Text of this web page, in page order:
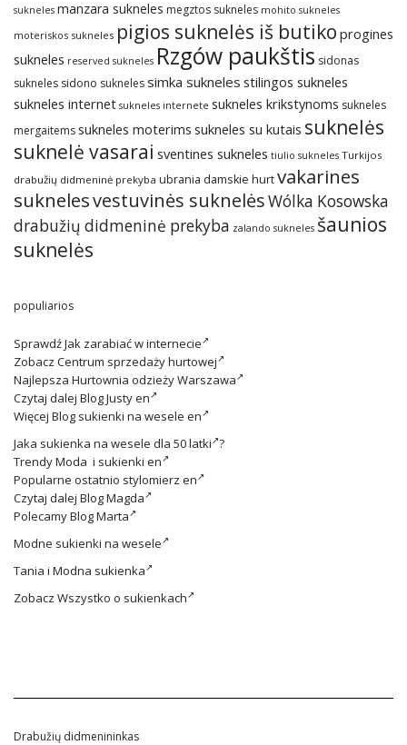
sukneles manzara sukneles megztos sukneles mohito sukneles
moteriskos sukneles pigios suknelės iš butiko progines
sukneles reserved sukneles Rzgów paukštis sidonas
sukneles sidono suknelessimka sukneles stilingos sukneles
sukneles internet sukneles internete sukneles krikstynoms sukneles
mergaitemssukneles moterims sukneles su kutais suknelės
suknelė vasarai sventines sukneles tiulio sukneles Turkijos
drabužių didmeninė prekyba ubrania damskie hurtvakarines
suknelesvestuvinės suknelėsWólka Kosowska
drabužių didmeninė prekyba zalando sukneles šaunios
suknelės
populiarios
SprawdźJak zarabiać w internecie
Zobacz Centrum sprzedaży hurtowej
Najlepsza Hurtownia odzieży Warszawa
Czytaj dalej Blog Justy en
Więcej Blog sukienki na wesele en
Jaka sukienka na wesele dla 50 latki ?
TrendyModa i sukienki en
Popularne ostatnio stylomierz en
Czytaj dalej Blog Magda
PolecamyBlog Marta
Modne sukienki na wesele
Tania i Modna sukienka
Zobacz Wszystko o sukienkach
Drabužių didmenininkas